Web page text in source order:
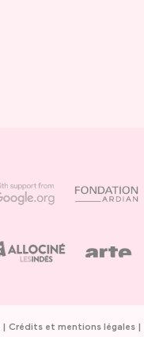
Crédits et mentions légales